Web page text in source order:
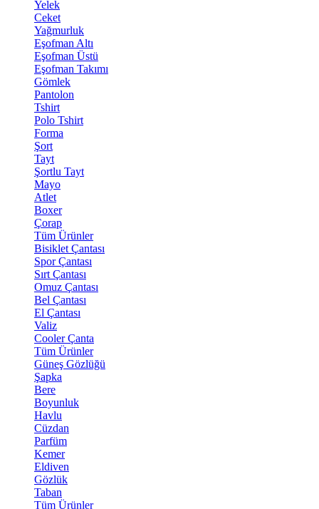
Yelek
Ceket
Yağmurluk
Eşofman Altı
Eşofman Üstü
Eşofman Takımı
Gömlek
Pantolon
Tshirt
Polo Tshirt
Forma
Şort
Tayt
Şortlu Tayt
Mayo
Atlet
Boxer
Çorap
Tüm Ürünler
Bisiklet Çantası
Spor Çantası
Sırt Çantası
Omuz Çantası
Bel Çantası
El Çantası
Valiz
Cooler Çanta
Tüm Ürünler
Güneş Gözlüğü
Şapka
Bere
Boyunluk
Havlu
Cüzdan
Parfüm
Kemer
Eldiven
Gözlük
Taban
Tüm Ürünler